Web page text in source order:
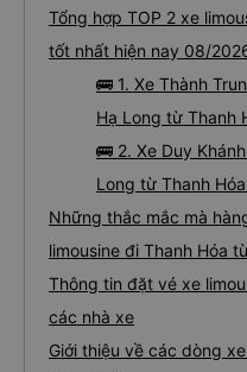
Tổng hợp TOP 2 xe
tốt nhất hiện nay 08/
🚌 1. Xe Thành
Hạ Long từ Thanh
🚌 2. Xe Duy
Long từ Thanh
Những thắc mắc mà
limousine đi Thanh Hóa
Thông tin đặt vé xe
các nhà xe
Giới thiệu về các dòng